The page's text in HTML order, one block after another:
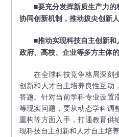
社科讲堂
科普活动
■要充分发挥新质生产力
协同创新机制，推动拔尖创新
■推动实现科技自主创新和
政府、高校、企业等多方主体的
在全球科技竞争格局深刻
创新和人才自主培养良性互动
答题。针对当前学科专业设置
等现实问题，要从动态学科调
重构等方面入手，打通教育供
现科技自主创新和人才自主培养